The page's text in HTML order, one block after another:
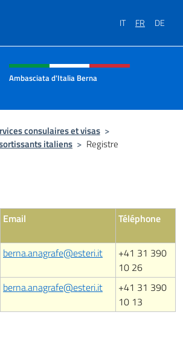
IT FR DE
et en-tête de
Ambasciata d'Italia Berna
consulaires et visas >
italiens > Registre
Email Téléphone
berna.anagrafe@esteri.it
+41 31 390
10 26
berna.anagrafe@esteri.it
+41 31 390
10 13